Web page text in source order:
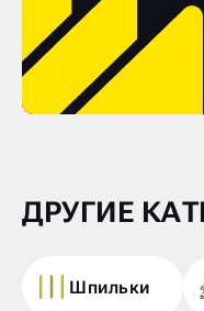
ДРУГИЕ
Шпильки